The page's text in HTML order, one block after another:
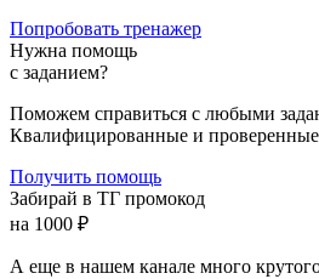
Попробовать тренажер
Нужна помощь
с заданием?
Поможем справиться с любыми
Квалифицированные и
Получить помощь
Забирай в ТГ промокод
на 1000 ₽
А еще в нашем канале много